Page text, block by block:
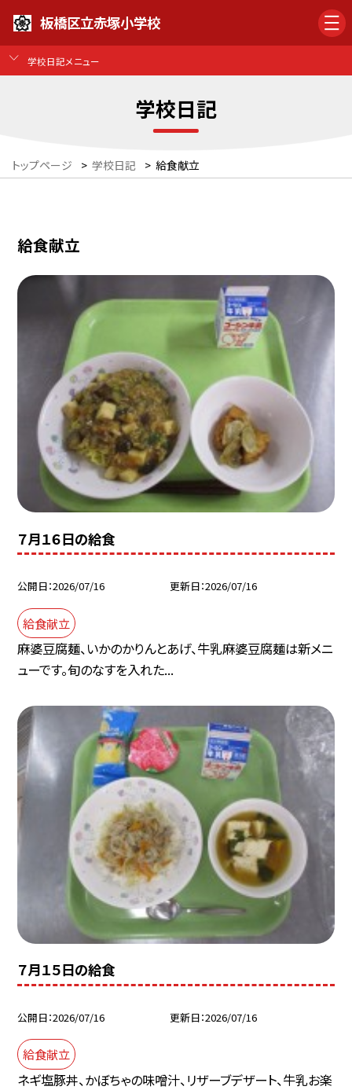
板橋区立赤塚小学校
学校日記メニュー
学校日記
トップページ > 学校日記 > 給食献立
給食献立
７月１６日の給食
公開日 2026/07/16 更新日 2026/07/16
給食献立
麻婆豆腐麺、いかのかりんとあげ、牛乳麻婆豆腐麺は新メニ
ューです。旬のなすを入れた...
７月１５日の給食
公開日 2026/07/16 更新日 2026/07/16
給食献立
ネギ塩豚丼、かぼちゃの味噌汁、リザーブデザート、牛乳お楽